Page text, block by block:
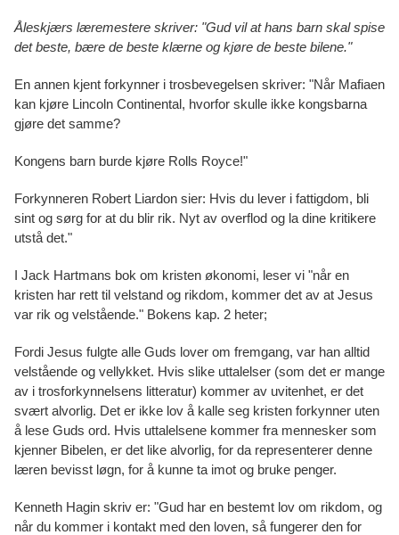
Åleskjærs læremestere skriver: "Gud vil at hans barn skal spise
det beste, bære de beste klærne og kjøre de beste bilene."
En annen kjent forkynner i trosbevegelsen skriver: "Når Mafiaen
kan kjøre Lincoln Continental, hvorfor skulle ikke kongsbarna
gjøre det samme?
Kongens barn burde kjøre Rolls Royce!"
Forkynneren Robert Liardon sier: Hvis du lever i fattigdom, bli
sint og sørg for at du blir rik. Nyt av overflod og la dine kritikere
utstå det."
I Jack Hartmans bok om kristen økonomi, leser vi "når en
kristen har rett til velstand og rikdom, kommer det av at Jesus
var rik og velstående." Bokens kap. 2 heter;
Fordi Jesus fulgte alle Guds lover om fremgang, var han alltid
velstående og vellykket. Hvis slike uttalelser (som det er mange
av i trosforkynnelsens litteratur) kommer av uvitenhet, er det
svært alvorlig. Det er ikke lov å kalle seg kristen forkynner uten
å lese Guds ord. Hvis uttalelsene kommer fra mennesker som
kjenner Bibelen, er det like alvorlig, for da representerer denne
læren bevisst løgn, for å kunne ta imot og bruke penger.
Kenneth Hagin skriv er: "Gud har en bestemt lov om rikdom, og
når du kommer i kontakt med den loven, så fungerer den for